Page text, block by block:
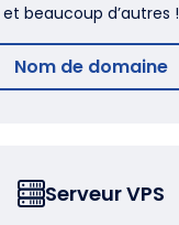
et beaucoup d’autres !
Nom de domaine
Serveur VPS